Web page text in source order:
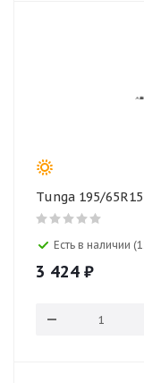
Tunga 195/
Есть в наличии
3 424 ₽